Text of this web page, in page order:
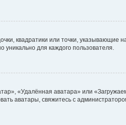
квадратики или точки, указывающие
для каждого пользователя.
«Удалённая аватара» или
аватары, свяжитесь с